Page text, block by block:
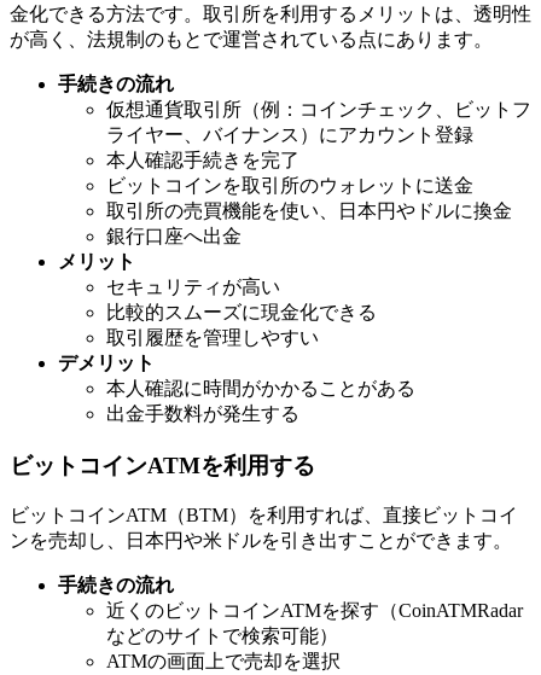
金化できる方法です。取引所を利用するメリットは、透明性
が高く、法規制のもとで運営されている点にあります。
手続きの流れ
仮想通貨取引所（例：コインチェック、ビットフ
ライヤー、バイナンス）にアカウント登録
本人確認手続きを完了
ビットコインを取引所のウォレットに送金
取引所の売買機能を使い、日本円やドルに換金
銀行口座へ出金
メリット
セキュリティが高い
比較的スムーズに現金化できる
取引履歴を管理しやすい
デメリット
本人確認に時間がかかることがある
出金手数料が発生する
ビットコインATMを利用する
ビットコインATM（BTM）を利用すれば、直接ビットコイ
ンを売却し、日本円や米ドルを引き出すことができます。
手続きの流れ
近くのビットコインATMを探す（CoinATMRadar
などのサイトで検索可能）
ATMの画面上で売却を選択